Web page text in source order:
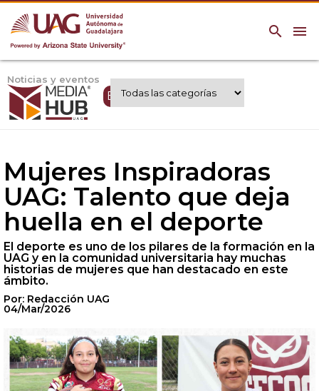
menu
search
Noticias y eventos
Expertos UAG
Mujeres Inspiradoras
UAG: Talento que deja
huella en el deporte
El deporte es uno de los pilares de la formación en la
UAG y en la comunidad universitaria hay muchas
historias de mujeres que han destacado en este
ámbito.
Por: Redacción UAG
04/Mar/2026